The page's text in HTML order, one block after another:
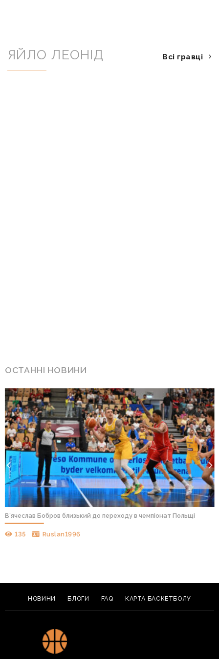
ЯЙЛО ЛЕОНІД Всі гравці
ОСТАННІ НОВИНИ
В’ячеслав Бобров близький до переходу в чемпіонат Польщі
135 Ruslan1996
НОВИНИ БЛОГИ FAQ КАРТА БАСКЕТБОЛУ